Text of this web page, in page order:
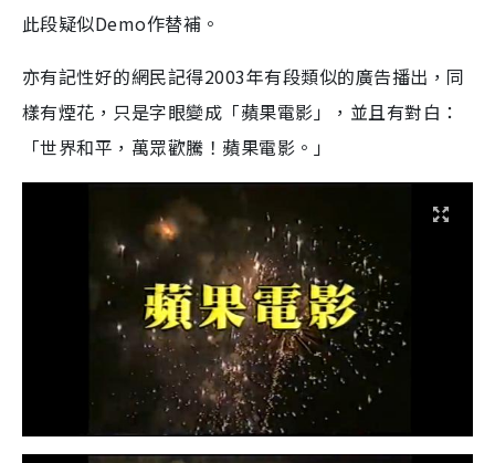
此段疑似Demo作替補。
亦有記性好的網民記得2003年有段類似的廣告播出，同
樣有煙花，只是字眼變成「蘋果電影」，並且有對白：
「世界和平，萬眾歡騰！蘋果電影。」